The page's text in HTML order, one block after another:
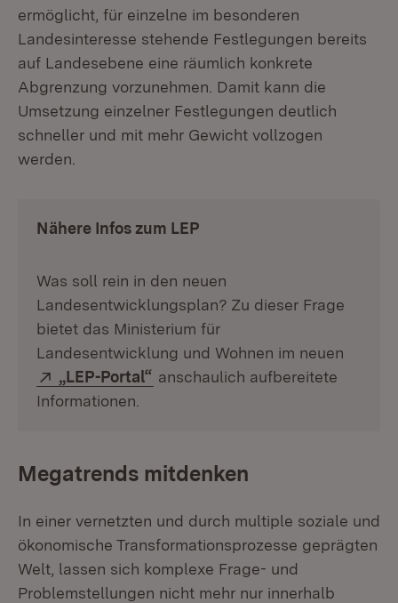
ermöglicht, für einzelne im besonderen
Landesinteresse stehende Festlegungen bereits
auf Landesebene eine räumlich konkrete
Abgrenzung vorzunehmen. Damit kann die
Umsetzung einzelner Festlegungen deutlich
schneller und mit mehr Gewicht vollzogen
werden.
Nähere Infos zum LEP
Was soll rein in den neuen
Landesentwicklungsplan? Zu dieser Frage
bietet das Ministerium für
Landesentwicklung und Wohnen im neuen
Extern:
„LEP-Portal“ (Öffnet in neuem Fenster)
anschaulich aufbereitete
Informationen.
Megatrends mitdenken
In einer vernetzten und durch multiple soziale und
ökonomische Transformationsprozesse geprägten
Welt, lassen sich komplexe Frage- und
Problemstellungen nicht mehr nur innerhalb